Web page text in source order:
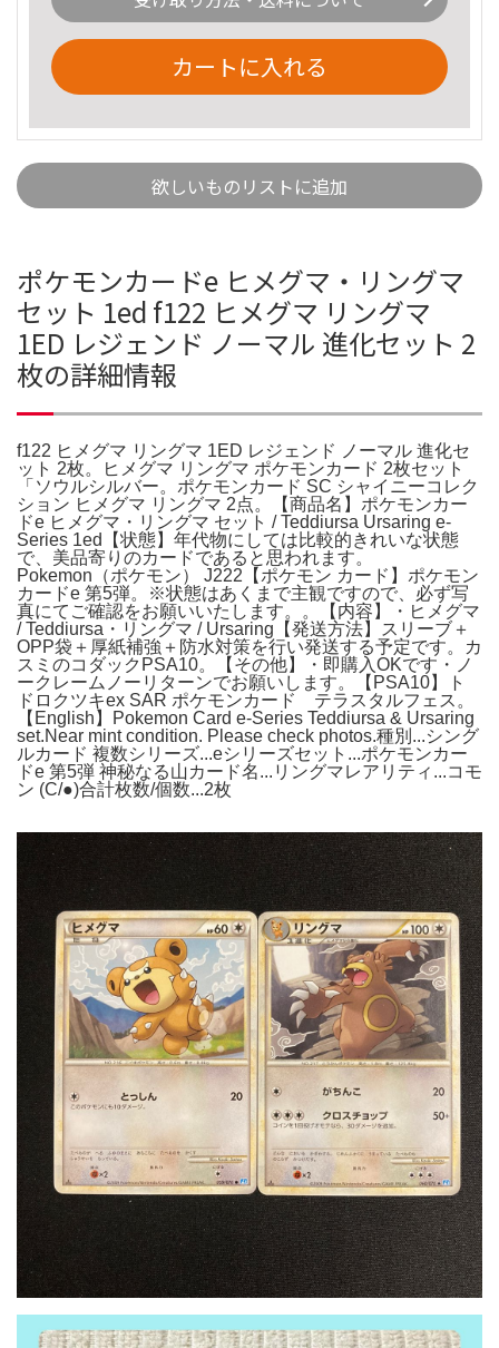
カートに入れる
欲しいものリストに追加
ポケモンカードe ヒメグマ・リングマ
セット 1ed f122 ヒメグマ リングマ
1ED レジェンド ノーマル 進化セット 2
枚の詳細情報
f122 ヒメグマ リングマ 1ED レジェンド ノーマル 進化セ
ット 2枚。ヒメグマ リングマ ポケモンカード 2枚セット
「ソウルシルバー。ポケモンカード SC シャイニーコレク
ション ヒメグマ リングマ 2点。【商品名】ポケモンカー
ドe ヒメグマ・リングマ セット / Teddiursa Ursaring e-
Series 1ed【状態】年代物にしては比較的きれいな状態
で、美品寄りのカードであると思われます。
Pokemon（ポケモン） J222【ポケモン カード】ポケモン
カードe 第5弾。※状態はあくまで主観ですので、必ず写
真にてご確認をお願いいたします。。【内容】・ヒメグマ
/ Teddiursa・リングマ / Ursaring【発送方法】スリーブ＋
OPP袋＋厚紙補強＋防水対策を行い発送する予定です。カ
スミのコダックPSA10。【その他】・即購入OKです・ノ
ークレームノーリターンでお願いします。【PSA10】ト
ドロクツキex SAR ポケモンカード テラスタルフェス。
【English】Pokemon Card e-Series Teddiursa & Ursaring
set.Near mint condition. Please check photos.種別...シング
ルカード 複数シリーズ...eシリーズセット...ポケモンカー
ドe 第5弾 神秘なる山カード名...リングマレアリティ...コモ
ン (C/●)合計枚数/個数...2枚